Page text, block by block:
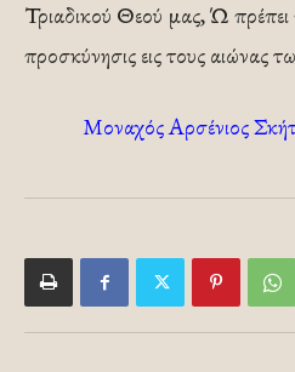
Τριαδικού Θεού μας, Ώ
προσκύνησις εις τους αιώνας
Μοναχός Αρσένιος